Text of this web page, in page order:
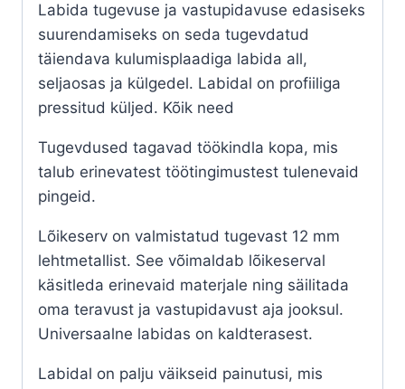
Labida tugevuse ja vastupidavuse edasiseks
suurendamiseks on seda tugevdatud
täiendava kulumisplaadiga labida all,
seljaosas ja külgedel. Labidal on profiiliga
pressitud küljed. Kõik need
Tugevdused tagavad töökindla kopa, mis
talub erinevatest töötingimustest tulenevaid
pingeid.
Lõikeserv on valmistatud tugevast 12 mm
lehtmetallist. See võimaldab lõikeserval
käsitleda erinevaid materjale ning säilitada
oma teravust ja vastupidavust aja jooksul.
Universaalne labidas on kaldterasest.
Labidal on palju väikseid painutusi, mis